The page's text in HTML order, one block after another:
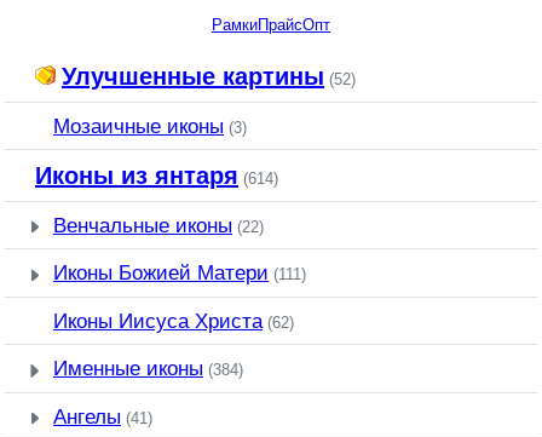
РамкиПрайсОпт
Улучшенные картины (52)
Мозаичные иконы (3)
Иконы из янтаря (614)
Венчальные иконы (22)
Иконы Божией Матери (111)
Иконы Иисуса Христа (62)
Именные иконы (384)
Ангелы (41)